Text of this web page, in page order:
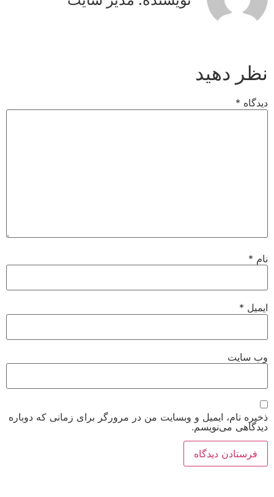
نظر دهید
دیدگاه*
نام*
ایمیل*
وب‌ سایت
ذخیره نام، ایمیل و وبسایت من در مرورگر برای زمانی که دوباره
دیدگاهی می‌نویسم.